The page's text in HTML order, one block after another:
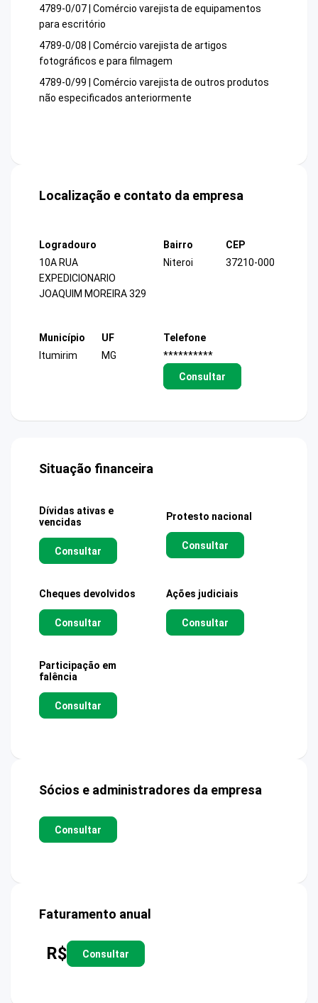
4789-0/07 | Comércio varejista de equipamentos
para escritório
4789-0/08 | Comércio varejista de artigos
fotográficos e para filmagem
4789-0/99 | Comércio varejista de outros produtos
não especificados anteriormente
Localização e contato da empresa
Logradouro
10A RUA
EXPEDICIONARIO
JOAQUIM MOREIRA 329
Bairro
Niteroi
CEP
37210-000
Município
Itumirim
UF
MG
Telefone
**********
Consultar
Situação financeira
Dívidas ativas e
vencidas
Consultar
Protesto nacional
Consultar
Cheques devolvidos
Consultar
Ações judiciais
Consultar
Participação em
falência
Consultar
Sócios e administradores da empresa
Consultar
Faturamento anual
R$ Consultar